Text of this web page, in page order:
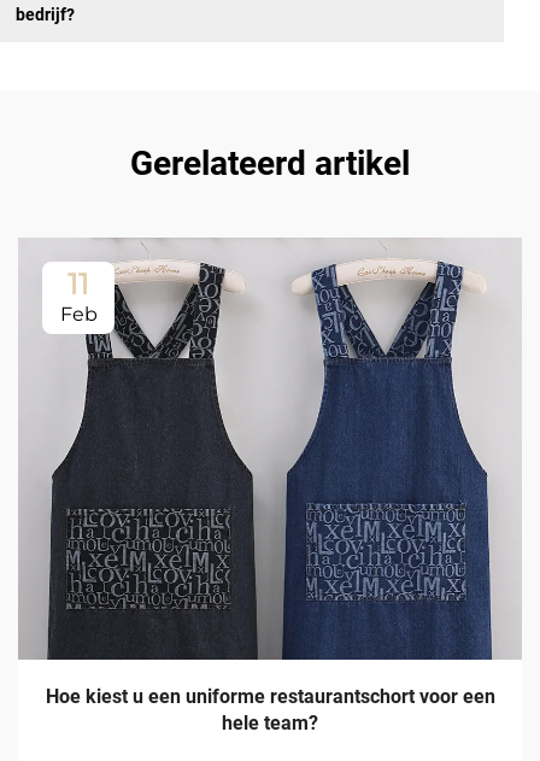
bedrijf?
Gerelateerd artikel
11
Feb
Hoe kiest u een uniforme restaurantschort voor een
hele team?